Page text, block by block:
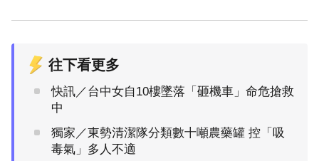
往下看更多
快訊／台中女自10樓墜落「砸機車」命危搶救
中
獨家／東勢清潔隊分類數十噸農藥罐 控「吸
毒氣」多人不適